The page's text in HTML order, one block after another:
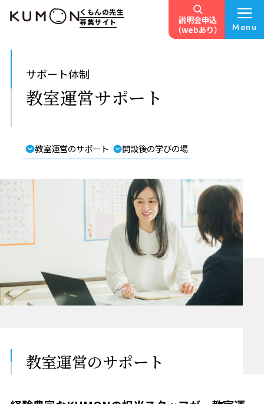
くもんの先生
募集サイト
説明会申込
（webあり）
Menu
サポート体制
教室運営サポート
教室運営のサポート 開設後の学びの場
教室運営のサポート